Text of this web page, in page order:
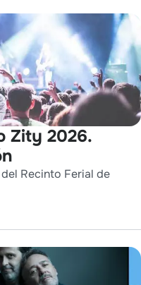
Zity 2026.
Recinto Ferial de